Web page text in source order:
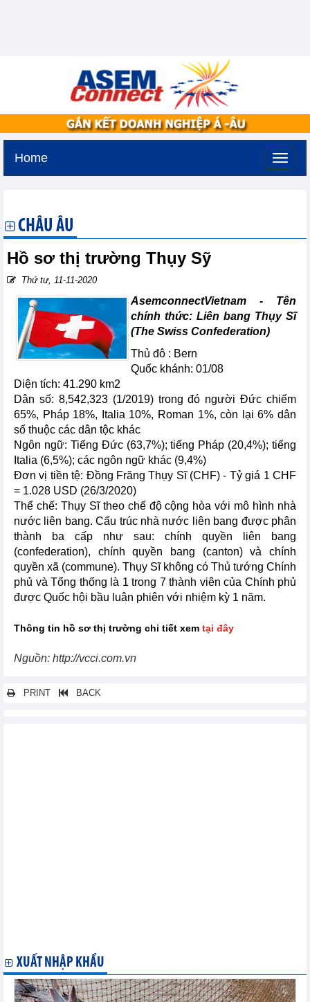
Home
CHÂU ÂU
Hồ sơ thị trường Thụy Sỹ
Thứ tư, 11-11-2020
AsemconnectVietnam - Tên
chính thức: Liên bang Thụy Sĩ
(The Swiss Confederation)
Thủ đô : Bern
Quốc khánh: 01/08
Diện tích: 41.290 km2
Dân số: 8,542,323 (1/2019) trong đó người Đức chiếm
65%, Pháp 18%, Italia 10%, Roman 1%, còn lại 6% dân
số thuộc các dân tộc khác
Ngôn ngữ: Tiếng Đức (63,7%); tiếng Pháp (20,4%); tiếng
Italia (6,5%); các ngôn ngữ khác (9,4%)
Đơn vị tiền tệ: Đồng Frăng Thụy Sĩ (CHF) - Tỷ giá 1 CHF
= 1.028 USD (26/3/2020)
Thể chế: Thụy Sĩ theo chế độ cộng hòa với mô hình nhà
nước liên bang. Cấu trúc nhà nước liên bang được phân
thành ba cấp như sau: chính quyền liên bang
(confederation), chính quyền bang (canton) và chính
quyền xã (commune). Thụy Sĩ không có Thủ tướng Chính
phủ và Tổng thống là 1 trong 7 thành viên của Chính phủ
được Quốc hội bầu luân phiên với nhiệm kỳ 1 năm.
Thông tin hồ sơ thị trường chi tiết xem tại đây
Nguồn: http://vcci.com.vn
PRINT BACK
XUẤT NHẬP KHẨU